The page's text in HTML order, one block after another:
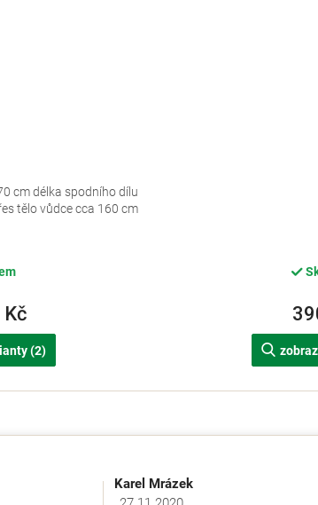
(2)
cm délka spodního dílu
tělo vůdce cca 160 cm
Karel Mrázek